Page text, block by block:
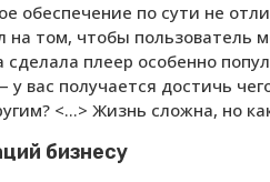
обеспечение по сути не
на том, чтобы пользователь
сделала плеер особенно
у вас получается достичь
<…> Жизнь сложна, но
бизнесу